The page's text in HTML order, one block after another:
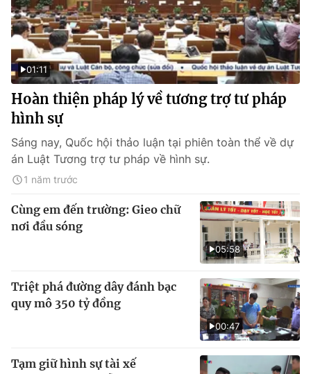
01:11
Hoàn thiện pháp lý về tương trợ tư pháp
hình sự
Sáng nay, Quốc hội thảo luận tại phiên toàn thể về dự
án Luật Tương trợ tư pháp về hình sự.
1 năm trước
05:58
Cùng em đến trường: Gieo chữ
nơi đầu sóng
00:47
Triệt phá đường dây đánh bạc
quy mô 350 tỷ đồng
Tạm giữ hình sự tài xế